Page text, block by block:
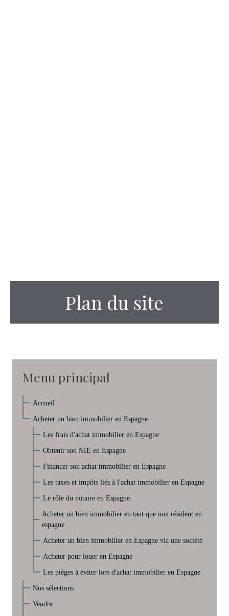
Plan du site
Menu principal
Accueil
Acheter un bien immobilier en Espagne.
Les frais d'achat immobilier en Espagne
Obtenir son NIE en Espagne
Financer son achat immobilier en Espagne
Les taxes et impôts liés à l'achat immobilier en Espagne
Le rôle du notaire en Espagne.
Acheter un bien immobilier en tant que non résident en
espagne
Acheter un bien immobilier en Espagne via une société
Acheter pour louer en Espagne
Les pièges à éviter lors d'achat immobilier en Espagne
Nos sélections
Vendre